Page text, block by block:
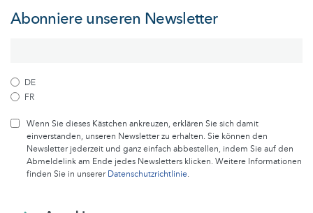
Abonniere unseren Newsletter
DE
FR
Wenn Sie dieses Kästchen ankreuzen, erklären Sie sich damit
einverstanden, unseren Newsletter zu erhalten. Sie können den
Newsletter jederzeit und ganz einfach abbestellen, indem Sie auf den
Abmeldelink am Ende jedes Newsletters klicken. Weitere Informationen
finden Sie in unsererDatenschutzrichtlinie.